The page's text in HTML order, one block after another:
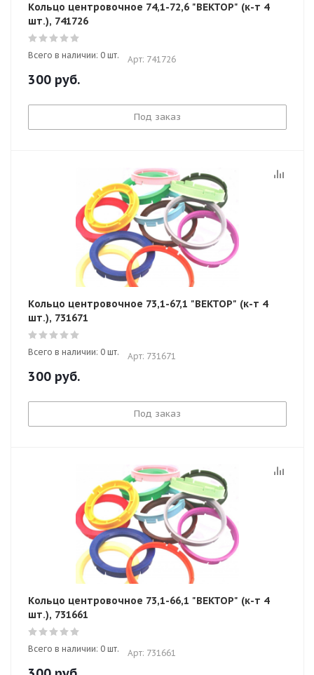
Кольцо центровочное 74,1-72,6 "ВЕКТОР" (к-т 4
шт.), 741726
Всего в наличии: 0 шт. Арт: 741726
300 руб.
Под заказ
Кольцо центровочное 73,1-67,1 "ВЕКТОР" (к-т 4
шт.), 731671
Всего в наличии: 0 шт. Арт: 731671
300 руб.
Под заказ
Кольцо центровочное 73,1-66,1 "ВЕКТОР" (к-т 4
шт.), 731661
Всего в наличии: 0 шт. Арт: 731661